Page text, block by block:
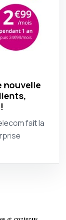
nouvelle
fait la